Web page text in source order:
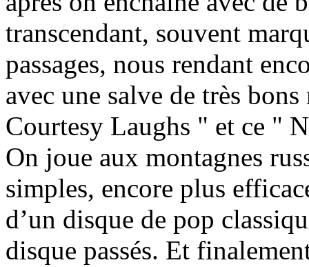
transcendant, souvent
passages, nous rendant
avec une salve de très
Courtesy Laughs " et ce "
On joue aux montagnes
simples, encore plus
d’un disque de pop
disque passés. Et